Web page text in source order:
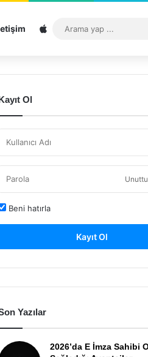
Sitemap
Ol
Beni hatırla
Kayıt Ol
Yazılar
2026’da E İmza Sahibi